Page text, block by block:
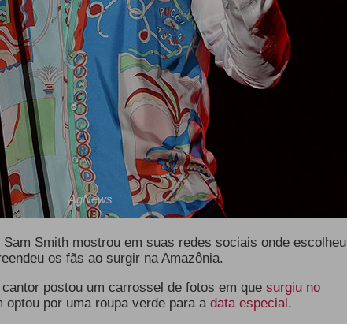
AgNews
Smith mostrou em suas redes sociais onde escolheu
os fãs ao surgir na Amazônia.
postou um carrossel de fotos em que surgiu no
optou por uma roupa verde para a data especial.